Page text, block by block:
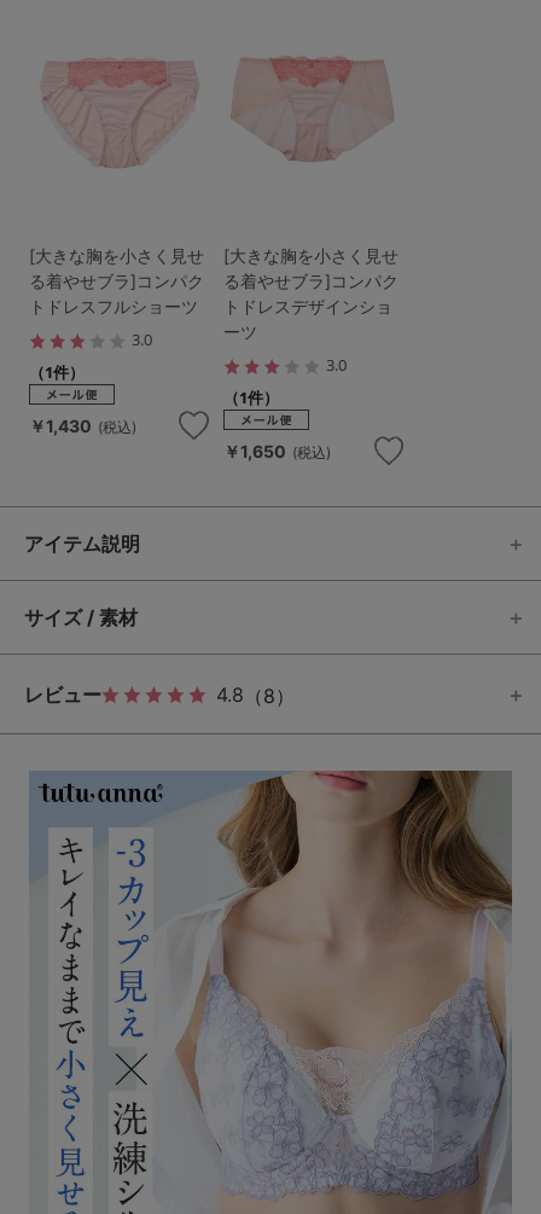
[大きな胸を小さく見せ
る着やせブラ]コンパク
トドレスフルショーツ
3.0
（1件）
￥1,430 (税込)
[大きな胸を小さく見せ
る着やせブラ]コンパク
トドレスデザインショ
ーツ
3.0
（1件）
￥1,650 (税込)
アイテム説明
サイズ / 素材
レビュー 4.8 （8）